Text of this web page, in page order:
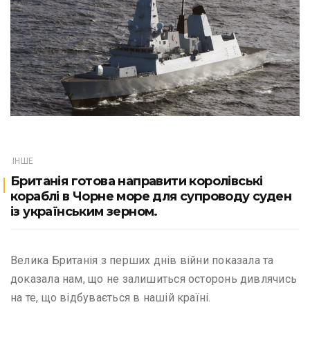
ІНШЕ
Британія готова направити королівські
кораблі в Чорне море для супроводу суден
із українським зерном.
Велика Британія з перших днів війни показала та
доказала нам, що не залишиться осторонь дивлячись
на те, що відбувається в нашій країні.